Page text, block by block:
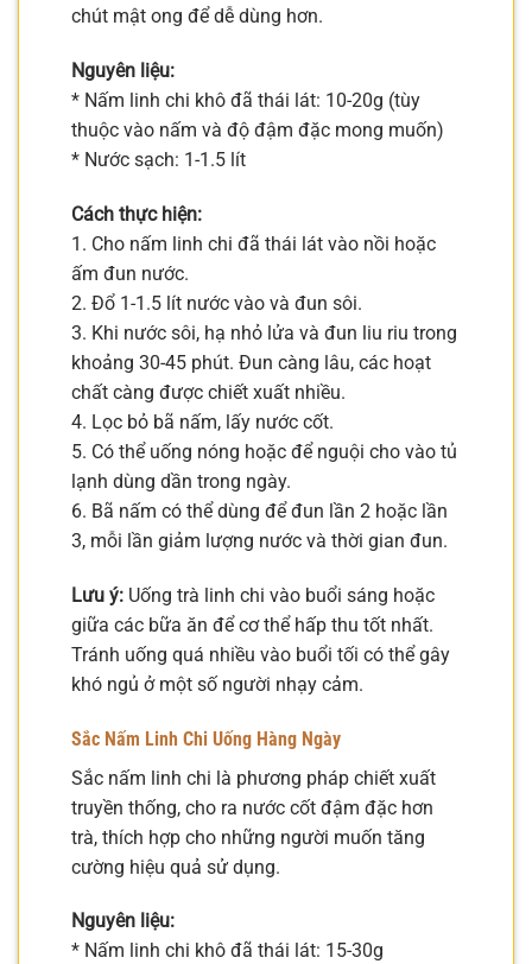
chút mật ong để dễ dùng hơn.
Nguyên liệu:
* Nấm linh chi khô đã thái lát: 10-20g (tùy
thuộc vào nấm và độ đậm đặc mong muốn)
* Nước sạch: 1-1.5 lít
Cách thực hiện:
1. Cho nấm linh chi đã thái lát vào nồi hoặc
ấm đun nước.
2. Đổ 1-1.5 lít nước vào và đun sôi.
3. Khi nước sôi, hạ nhỏ lửa và đun liu riu trong
khoảng 30-45 phút. Đun càng lâu, các hoạt
chất càng được chiết xuất nhiều.
4. Lọc bỏ bã nấm, lấy nước cốt.
5. Có thể uống nóng hoặc để nguội cho vào tủ
lạnh dùng dần trong ngày.
6. Bã nấm có thể dùng để đun lần 2 hoặc lần
3, mỗi lần giảm lượng nước và thời gian đun.
Lưu ý: Uống trà linh chi vào buổi sáng hoặc
giữa các bữa ăn để cơ thể hấp thu tốt nhất.
Tránh uống quá nhiều vào buổi tối có thể gây
khó ngủ ở một số người nhạy cảm.
Sắc Nấm Linh Chi Uống Hàng Ngày
Sắc nấm linh chi là phương pháp chiết xuất
truyền thống, cho ra nước cốt đậm đặc hơn
trà, thích hợp cho những người muốn tăng
cường hiệu quả sử dụng.
Nguyên liệu:
* Nấm linh chi khô đã thái lát: 15-30g